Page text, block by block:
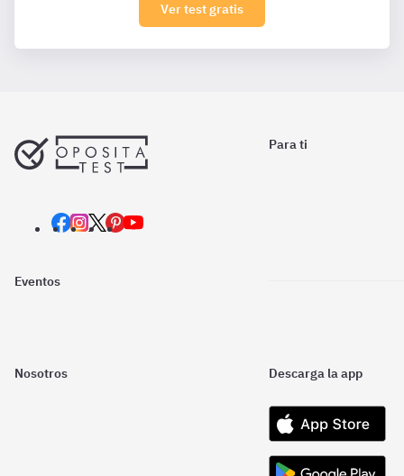
Ver test gratis
Para ti
Eventos
Nosotros Descarga la app